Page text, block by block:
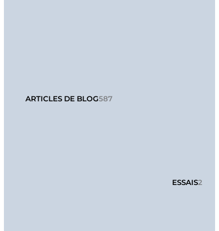
ARTICLES DE BLOG587
ESSAIS2